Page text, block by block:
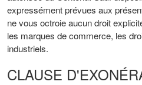
expressément prévues aux
ne vous octroie aucun droit
les marques de commerce, les
industriels.
CLAUSE